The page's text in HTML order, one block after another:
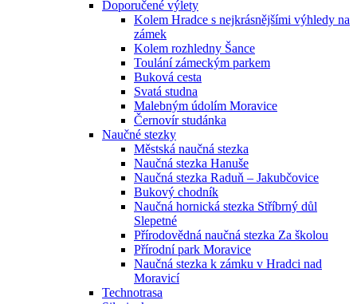
Doporučené výlety
Kolem Hradce s nejkrásnějšími výhledy na
zámek
Kolem rozhledny Šance
Toulání zámeckým parkem
Buková cesta
Svatá studna
Malebným údolím Moravice
Černovír studánka
Naučné stezky
Městská naučná stezka
Naučná stezka Hanuše
Naučná stezka Raduň – Jakubčovice
Bukový chodník
Naučná hornická stezka Stříbrný důl
Slepetné
Přírodovědná naučná stezka Za školou
Přírodní park Moravice
Naučná stezka k zámku v Hradci nad
Moravicí
Technotrasa